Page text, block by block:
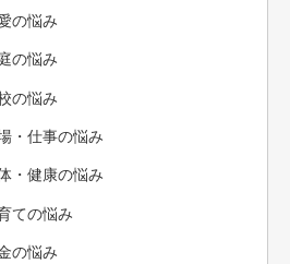
の悩み
の悩み
の悩み
・仕事の悩み
・健康の悩み
ての悩み
の悩み